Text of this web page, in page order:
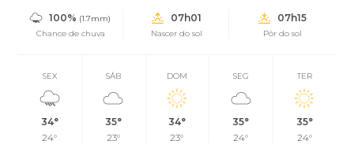
100% (1.7mm)
Chance de chuva
07h01
Nascer do sol
07h15
Pôr do sol
SEX
34°
24°
SÁB
35°
23°
DOM
34°
23°
SEG
35°
24°
TER
35°
24°